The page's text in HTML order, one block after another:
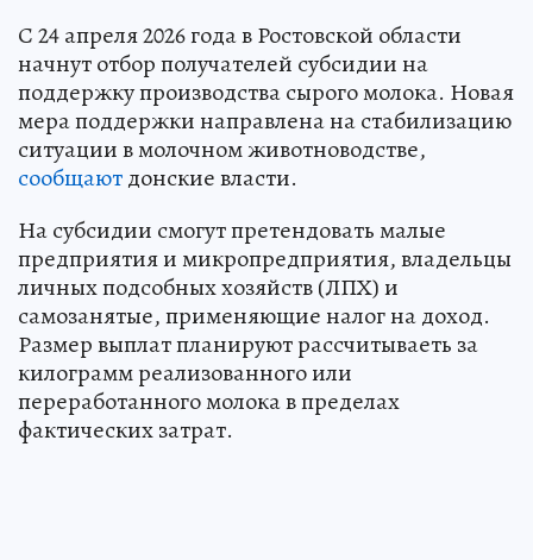
С 24 апреля 2026 года в Ростовской области
начнут отбор получателей субсидии на
поддержку производства сырого молока. Новая
мера поддержки направлена на стабилизацию
ситуации в молочном животноводстве,
сообщаютдонские власти.
На субсидии смогут претендовать малые
предприятия и микропредприятия, владельцы
личных подсобных хозяйств (ЛПХ) и
самозанятые, применяющие налог на доход.
Размер выплат планируют рассчитываеть за
килограмм реализованного или
переработанного молока в пределах
фактических затрат.